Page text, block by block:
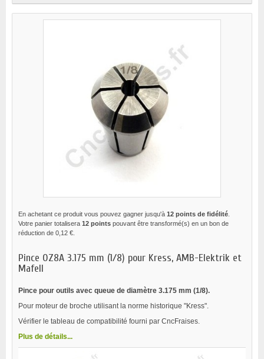
En achetant ce produit vous pouvez gagner jusqu'à 12 points de fidélité
Votre panier totalisera 12 points pouvant être transformé(s) en un bon de
réduction de 0,12 €
Pince OZ8A 3.175 mm (1/8) pour Kress, AMB-Elektrik et
Mafell
Pince pour outils avec queue de diamètre 3.175 mm (1/8).
Pour moteur de broche utilisant la norme historique "Kress".
Vérifier le tableau de compatibilité fourni par CncFraises.
Plus de détails...